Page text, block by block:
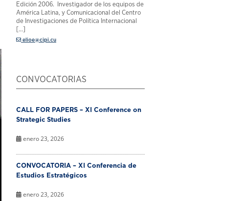
Edición 2006. Investigador de los equipos de
América Latina, y Comunicacional del Centro
de Investigaciones de Política Internacional
[...]
elioe@cipi.cu
CONVOCATORIAS
CALL FOR PAPERS – XI Conference on
Strategic Studies
enero 23, 2026
CONVOCATORIA – XI Conferencia de
Estudios Estratégicos
enero 23, 2026